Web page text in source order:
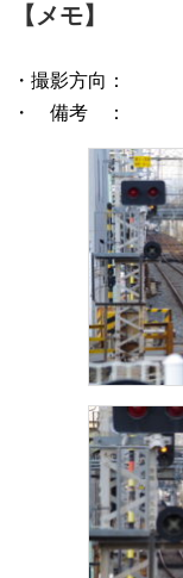
【メモ】
・撮影方向：
・ 備考 ：